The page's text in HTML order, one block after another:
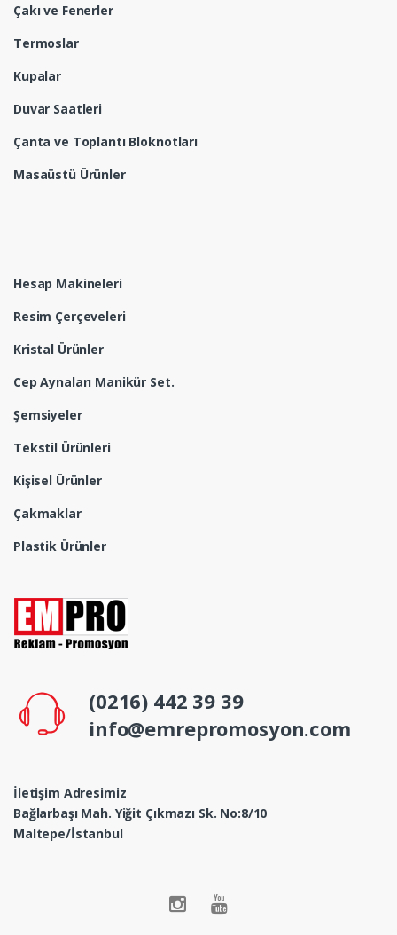
Çakı ve Fenerler
Termoslar
Kupalar
Duvar Saatleri
Çanta ve Toplantı Bloknotları
Masaüstü Ürünler
Hesap Makineleri
Resim Çerçeveleri
Kristal Ürünler
Cep Aynaları Manikür Set.
Şemsiyeler
Tekstil Ürünleri
Kişisel Ürünler
Çakmaklar
Plastik Ürünler
(0216) 442 39 39
info@emrepromosyon.com
İletişim Adresimiz
Bağlarbaşı Mah. Yiğit Çıkmazı Sk. No:8/10
Maltepe/İstanbul